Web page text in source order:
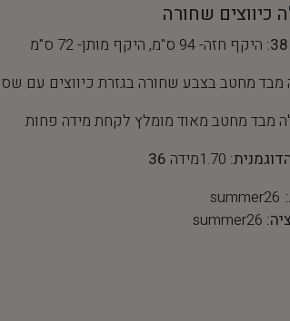
כיווצים שחורה
היקף חזה- 94 ס"מ, היקף מותן- 72 ס"מ
מחטב בצבע שחורה בגזרת כיווצים עם
מבד מחטב מאוד מומלץ לקחת מידה פחות
1.70מידה
36
summer26
summer26